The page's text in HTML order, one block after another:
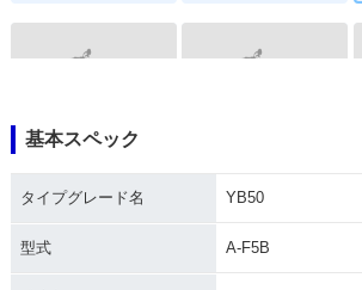
基本スペック
タイプグレード名 YB50
型式 A-F5B